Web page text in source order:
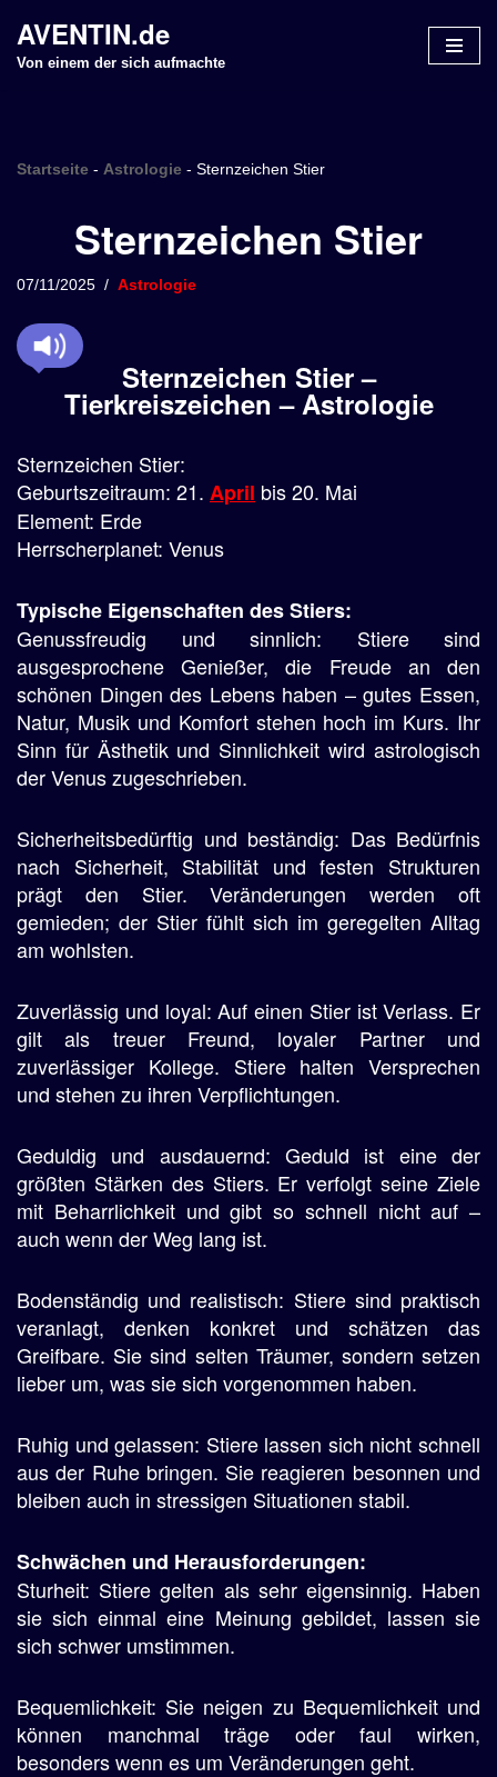
Z
n
p
r
e
n
AVENTIN.de
Von einem der sich aufmachte
Startseite - Astrologie - Sternzeichen Stier
Sternzeichen Stier
07/11/2025 Astrologie
Sternzeichen Stier –
Tierkreiszeichen – Astrologie
Sternzeichen Stier:
Geburtszeitraum: 21. April bis 20. Mai
Element: Erde
Herrscherplanet: Venus
Typische Eigenschaften des Stiers:
Genussfreudig und sinnlich: Stiere sind
ausgesprochene Genießer, die Freude an den
schönen Dingen des Lebens haben – gutes Essen,
Natur, Musik und Komfort stehen hoch im Kurs. Ihr
Sinn für Ästhetik und Sinnlichkeit wird astrologisch
der Venus zugeschrieben.
Sicherheitsbedürftig und beständig: Das Bedürfnis
nach Sicherheit, Stabilität und festen Strukturen
prägt den Stier. Veränderungen werden oft
gemieden; der Stier fühlt sich im geregelten Alltag
am wohlsten.
Zuverlässig und loyal: Auf einen Stier ist Verlass. Er
gilt als treuer Freund, loyaler Partner und
zuverlässiger Kollege. Stiere halten Versprechen
und stehen zu ihren Verpflichtungen.
Geduldig und ausdauernd: Geduld ist eine der
größten Stärken des Stiers. Er verfolgt seine Ziele
mit Beharrlichkeit und gibt so schnell nicht auf –
auch wenn der Weg lang ist.
Bodenständig und realistisch: Stiere sind praktisch
veranlagt, denken konkret und schätzen das
Greifbare. Sie sind selten Träumer, sondern setzen
lieber um, was sie sich vorgenommen haben.
Ruhig und gelassen: Stiere lassen sich nicht schnell
aus der Ruhe bringen. Sie reagieren besonnen und
bleiben auch in stressigen Situationen stabil.
Schwächen und Herausforderungen:
Sturheit: Stiere gelten als sehr eigensinnig. Haben
sie sich einmal eine Meinung gebildet, lassen sie
sich schwer umstimmen.
Bequemlichkeit: Sie neigen zu Bequemlichkeit und
können manchmal träge oder faul wirken,
besonders wenn es um Veränderungen geht.